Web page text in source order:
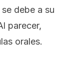
debe a su
parecer,
orales.